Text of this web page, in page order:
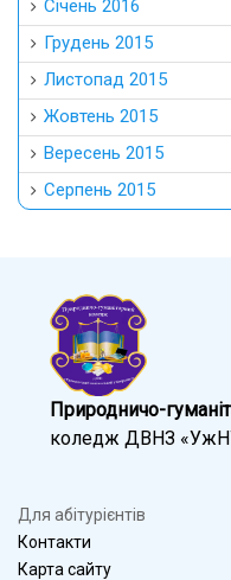
Січень 2016
Грудень 2015
Листопад 2015
Жовтень 2015
Вересень 2015
Серпень 2015
Природничо-
коледж ДВНЗ
Для абітурієнтів
Контакти
Карта сайту